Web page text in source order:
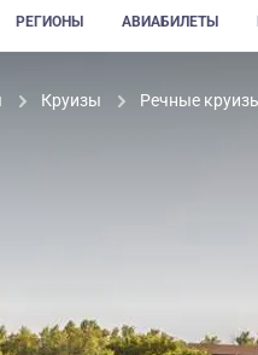
РЕГИОНЫ АВИАБИЛЕТЫ
Круизы Речные